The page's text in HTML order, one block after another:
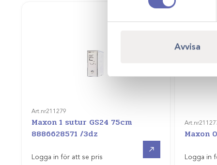
Avvisa
Art.nr211279
Maxon 1 sutur GS24 75cm
8886628571 /3dz
Logga in för att se pris
Art.nr
Maxon
Logga in